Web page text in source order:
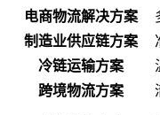
电商物流解决方案
制造业供应链方案
冷链运输方案
跨境物流方案